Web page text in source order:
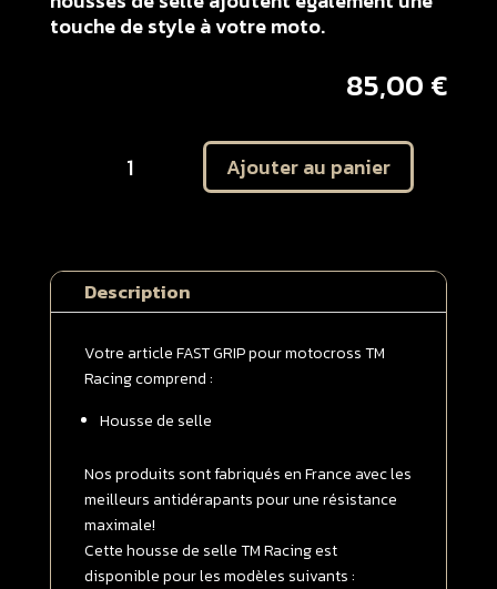
touche de style à votre moto.
85,00 €
TM
Racing
125
/
250
300
450
MX
2015
-
>
Ajouter au panier
Description
Votre article FAST GRIP pour motocross TM
Racing comprend :
Housse de selle
Nos produits sont fabriqués en France avec les
meilleurs antidérapants pour une résistance
maximale!
Cette housse de selle TM Racing est
disponible pour les modèles suivants :